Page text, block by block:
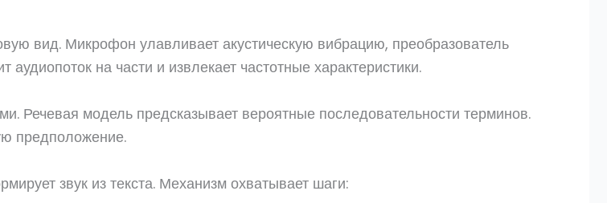
вид. Микрофон улавливает акустическую вибрацию, преобразователь
на части и извлекает частотные характеристики.
Речевая модель предсказывает вероятные последовательности терминов.
предположение.
звук из текста. Механизм охватывает шаги: